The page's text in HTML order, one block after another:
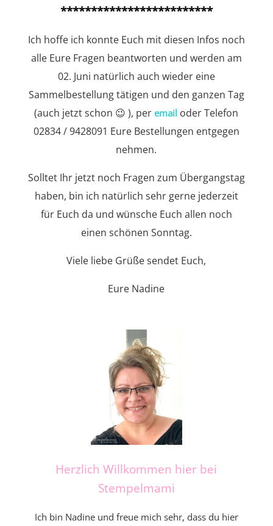
*************************
Ich hoffe ich konnte Euch mit diesen Infos noch
alle Eure Fragen beantworten und werden am
02. Juni natürlich auch wieder eine
Sammelbestellung tätigen und den ganzen Tag
(auch jetzt schon 😉 ), peremail oder Telefon
02834 / 9428091 Eure Bestellungen entgegen
nehmen.
Solltet Ihr jetzt noch Fragen zum Übergangstag
haben, bin ich natürlich sehr gerne jederzeit
für Euch da und wünsche Euch allen noch
einen schönen Sonntag.
Viele liebe Grüße sendet Euch,
Eure Nadine
Herzlich Willkommen hier bei
Stempelmami
Ich bin Nadine und freue mich sehr, dass du hier